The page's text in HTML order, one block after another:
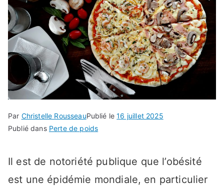
Par Christelle RousseauPublié le16 juillet 2025
Publié dans Perte de poids
Il est de notoriété publique que l’obésité
est une épidémie mondiale, en particulier